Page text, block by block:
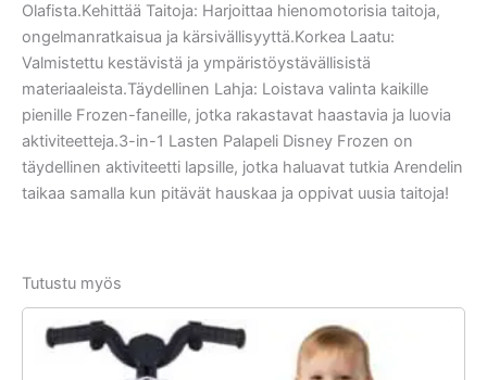
Olafista.Kehittää Taitoja: Harjoittaa hienomotorisia taitoja,
ongelmanratkaisua ja kärsivällisyyttä.Korkea Laatu:
Valmistettu kestävistä ja ympäristöystävällisistä
materiaaleista.Täydellinen Lahja: Loistava valinta kaikille
pienille Frozen-faneille, jotka rakastavat haastavia ja luovia
aktiviteetteja.3-in-1 Lasten Palapeli Disney Frozen on
täydellinen aktiviteetti lapsille, jotka haluavat tutkia Arendelin
taikaa samalla kun pitävät hauskaa ja oppivat uusia taitoja!
Tutustu myös